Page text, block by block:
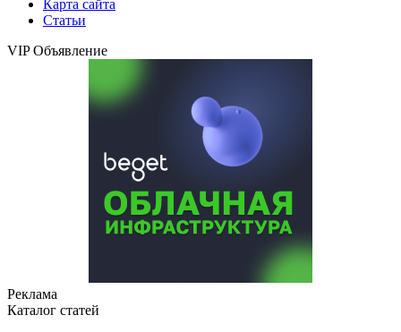
Карта сайта
Статьи
VIP Объявление
Реклама
Каталог статей